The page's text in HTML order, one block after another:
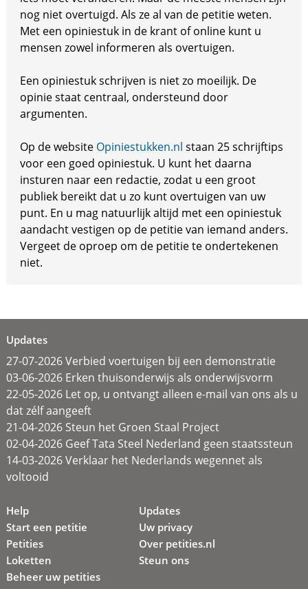
nog niet overtuigd. Als ze al van de petitie weten.
Met een opiniestuk in de krant of online kunt u
mensen zowel informeren als overtuigen.
Een opiniestuk schrijven is niet zo moeilijk. De
opinie staat centraal, ondersteund door
argumenten.
Op de website Opiniestukken.nl staan 25 schrijftips
voor een goed opiniestuk. U kunt het daarna
insturen naar een redactie, zodat u een groot
publiek bereikt dat u zo kunt overtuigen van uw
punt. En u mag natuurlijk altijd met een opiniestuk
aandacht vestigen op de petitie van iemand anders.
Vergeet de oproep om de petitie te ondertekenen
niet.
Updates
27-07-2026 Verbied voertuigen bij een demonstratie
03-06-2026 Erken thuisonderwijs als onderwijsvorm
22-05-2026 Let op, u ontvangt alleen e-mail van ons als u
dat zélf aangeeft
21-04-2026 Steun het Groen Staal Project
02-04-2026 Geef Tata Steel Nederland geen staatssteun
14-03-2026 Verklaar het Nederlands wegennet als
voltooid
Help
Start een petitie
Petities
Loketten
Beheer uw petities
Updates
Uw privacy
Over petities.nl
Steun ons